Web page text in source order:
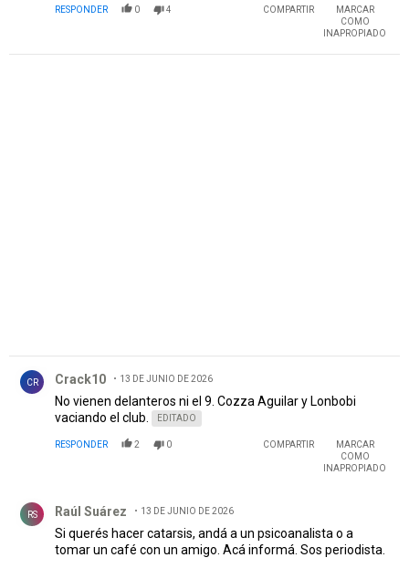
CASTAÑO...GALARZA FONDA...SUBIABRE..Y NADA
MAS¡¡¡LOS JUGADORES SON BUENOS Y ESO QUEDO
DEMOSTRADO CON COUDET¡¡¡PORQUE YA NO ESTA
GALLARDO... EL DESTRUCTOR DE JUGADORES....QUE
RESPONDER 0 4 COMPARTIR
MARCAR
COMO
INAPROPIADO
CR Crack10 13 DE JUNIO DE 2026
No vienen delanteros ni el 9. Cozza Aguilar y Lonbobi
vaciando el club.
EDITADO
RESPONDER 2 0 COMPARTIR
MARCAR
COMO
INAPROPIADO
RS Raúl Suárez 13 DE JUNIO DE 2026
Si querés hacer catarsis, andá a un psicoanalista o a
tomar un café con un amigo. Acá informá. Sos periodista.